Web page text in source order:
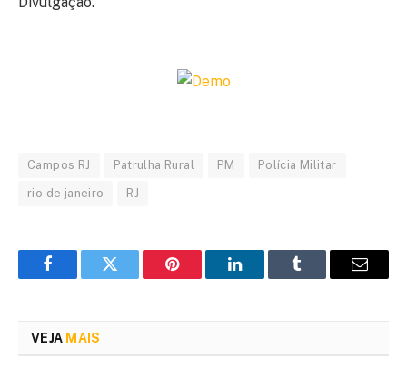
Campos RJ Patrulha Rural PM Polícia Militar
rio de janeiro RJ
FacebookTwitter Pinterest LinkedInTumblr Email
VEJA MAIS